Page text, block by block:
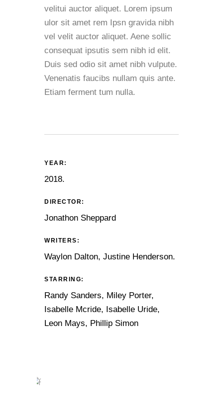
velitui auctor aliquet. Lorem ipsum
ulor sit amet rem Ipsn gravida nibh
vel velit auctor aliquet. Aene sollic
consequat ipsutis sem nibh id elit.
Duis sed odio sit amet nibh vulpute.
Venenatis faucibs nullam quis ante.
Etiam ferment tum nulla.
YEAR:
2018.
DIRECTOR:
Jonathon Sheppard
WRITERS:
Waylon Dalton, Justine Henderson.
STARRING:
Randy Sanders, Miley Porter,
Isabelle Mcride, Isabelle Uride,
Leon Mays, Phillip Simon